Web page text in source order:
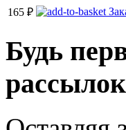
165 ₽
Будь